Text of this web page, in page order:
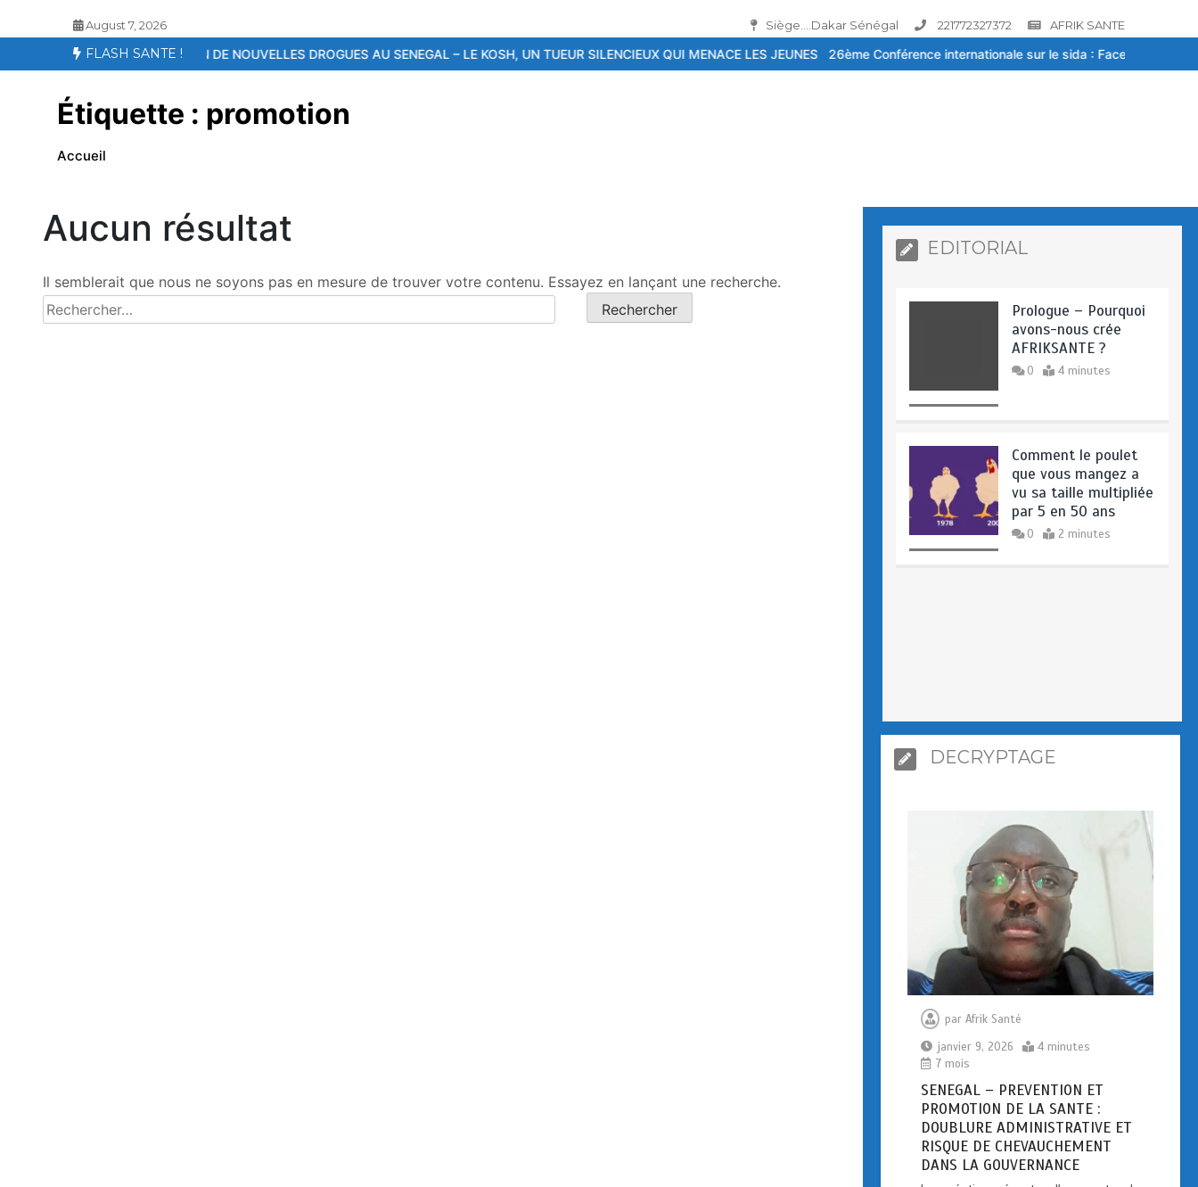
August 7, 2026 Siège....Dakar Sénégal 221772327372 AFRIK SANTE
FLASH SANTE !
DE NOUVELLES DROGUES AU SENEGAL – LE KOSH, UN TUEUR SILENCIEUX QUI MENACE LES JEUNES 26ème Conférence internationale sur le sida : Face à la baisse des financements, la
Étiquette : promotion
Accueil
Aucun résultat
Il semblerait que nous ne soyons pas en mesure de trouver votre contenu. Essayez en lançant une recherche.
EDITORIAL
Prologue – Pourquoi
avons-nous crée
AFRIKSANTE ?
0 4 minutes
Comment le poulet
que vous mangez a
vu sa taille multipliée
par 5 en 50 ans
0 2 minutes
DECRYPTAGE
par Afrik Santé
janvier 9, 2026
4 minutes
7 mois
SENEGAL – PREVENTION ET
PROMOTION DE LA SANTE :
DOUBLURE ADMINISTRATIVE ET
RISQUE DE CHEVAUCHEMENT
DANS LA GOUVERNANCE